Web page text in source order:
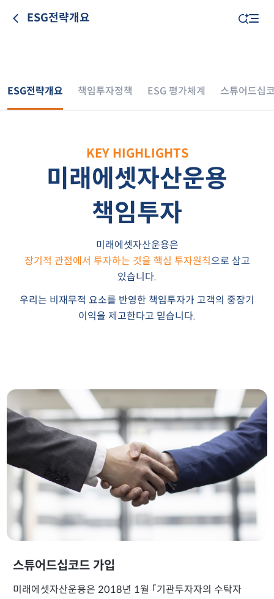
ESG전략개요
ESG전략개요 책임투자정책 ESG 평가체계 스튜어드십
KEY HIGHLIGHTS
미래에셋자산운용
책임투자
미래에셋자산운용은
장기적 관점에서 투자하는 것을 핵심 투자원칙으로 삼고
있습니다.
우리는 비재무적 요소를 반영한 책임투자가 고객의 중장기
이익을 제고한다고 믿습니다.
스튜어드십코드 가입
미래에셋자산운용은 2018년 1월 「기관투자자의 수탁자